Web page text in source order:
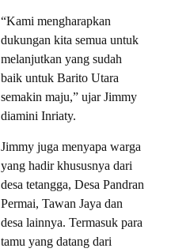
“Kami mengharapkan
dukungan kita semua untuk
melanjutkan yang sudah
baik untuk Barito Utara
semakin maju,” ujar Jimmy
diamini Inriaty.
Jimmy juga menyapa warga
yang hadir khususnya dari
desa tetangga, Desa Pandran
Permai, Tawan Jaya dan
desa lainnya. Termasuk para
tamu yang datang dari